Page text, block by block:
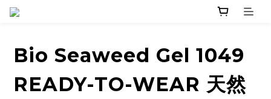
Bio Seaweed Gel 1049
READY-TO-WEAR 天然